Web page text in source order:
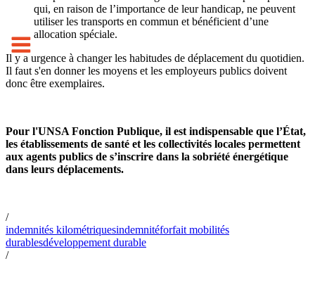
qui, en raison de l’importance de leur handicap, ne peuvent
utiliser les transports en commun et bénéficient d’une
allocation spéciale.
Il y a urgence à chan­ger les habi­tu­des de dépla­ce­ment du quotidien.
Il faut s'en donner les moyens et les employeurs publics doivent
donc être exemplaires.
Pour l'UNSA Fonction Publique, il est indispensable que l’État,
les établissements de santé et les collectivités locales permettent
aux agents publics de s’inscrire dans la sobriété énergétique
dans leurs déplacements.
/
indemnités kilométriquesindemnitéforfait mobilités
durablesdéveloppement durable
/